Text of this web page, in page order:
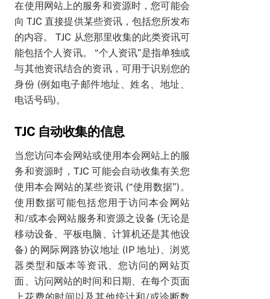
在使用网站上的服务和资源时，您可能会
向 TJC 直接提供某些资讯，包括您所发布
的内容。 TJC 从您那里收集的此类资讯可
能包括个人资讯。 “个人资讯”是指单独或
与其他资讯结合的资讯，可用于识别您的
身份 (例如电子邮件地址、姓名、地址、
电话号码)。
TJC 自动收集的信息
当您访问本会网站或使用本会网站上的服
务和资源时，TJC 可能会自动收集有关您
使用本会网站的某些资讯 (“使用数据”)。
使用数据可能包括您用于访问本会网站
和/或本会网站服务和资源之设备 (无论是
移动设备、平板电脑、计算机还是其他设
备) 的网际网路协议地址 (IP 地址)、浏览
器类型和版本等资讯、您访问的网站页
面、访问网站的时间和日期、在每个页面